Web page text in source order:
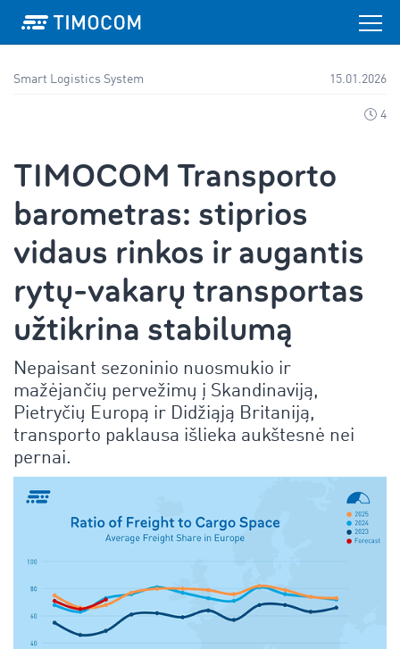
Smart Logistics System 15.01.2026
4
TIMOCOM Transporto
barometras: stiprios
vidaus rinkos ir augantis
rytų-vakarų transportas
užtikrina stabilumą
Nepaisant sezoninio nuosmukio ir
mažėjančių pervežimų į Skandinaviją,
Pietryčių Europą ir Didžiąją Britaniją,
transporto paklausa išlieka aukštesnė nei
pernai.